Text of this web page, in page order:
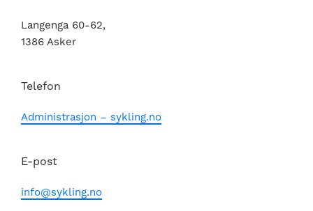
Langenga 60-62,
1386 Asker
Telefon
Administrasjon – sykling.no
E-post
info@sykling.no